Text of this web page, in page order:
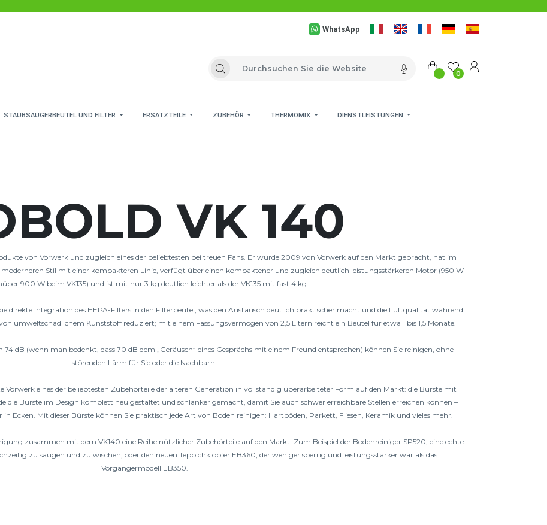
WhatsApp
0
STAUBSAUGERBEUTEL UND FILTER ERSATZTEILE ZUBEHÖR THERMOMIX DIENSTLEISTUNGEN
KOBOLD-
VK
VK 140
von Vorwerk und zugleich eines der beliebtesten bei treuen Fans. Er wurde 2009 von Vorwerk auf den Markt gebracht, hat im
Stil mit einer kompakteren Linie, verfügt über einen kompaktener und zugleich deutlich leistungsstärkeren Motor (950 W
900 W beim VK135) und ist mit nur 3 kg deutlich leichter als der VK135 mit fast 4 kg.
direkte Integration des HEPA-Filters in den Filterbeutel, was den Austausch deutlich praktischer macht und die Luftqualität während
umweltschädlichem Kunststoff reduziert; mit einem Fassungsvermögen von 2,5 Litern reicht ein Beutel für etwa 1 bis 1,5 Monate.
74 dB (wenn man bedenkt, dass 70 dB dem „Geräusch“ eines Gesprächs mit einem Freund entsprechen) können Sie reinigen, ohne
störenden Lärm für Sie oder die Nachbarn.
Vorwerk eines der beliebtesten Zubehörteile der älteren Generation in vollständig überarbeiteter Form auf den Markt: die Bürste mit
die Bürste im Design komplett neu gestaltet und schlanker gemacht, damit Sie auch schwer erreichbare Stellen erreichen können –
Ecken. Mit dieser Bürste können Sie praktisch jede Art von Boden reinigen: Hartböden, Parkett, Fliesen, Keramik und vieles mehr.
zusammen mit dem VK140 eine Reihe nützlicher Zubehörteile auf den Markt. Zum Beispiel der Bodenreiniger SP520, eine echte
zu saugen und zu wischen, oder den neuen Teppichklopfer EB360, der weniger sperrig und leistungsstärker war als das
Vorgängermodell EB350.